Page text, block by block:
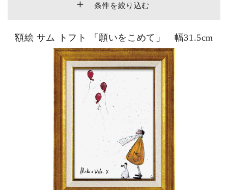
条件を絞り込む
ピックアップ商品
商品カテゴリー/家具
商品カテゴリー/雑貨
カラー
額絵 サム トフト 「願いをこめて」 幅31.5cm